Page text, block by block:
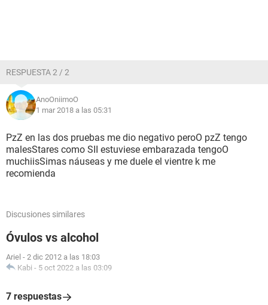
RESPUESTA 2 / 2
AnoOniimoO
1 mar 2018 a las 05:31
PzZ en las dos pruebas me dio negativo peroO pzZ tengo
malesStares como SII estuviese embarazada tengoO
muchiisSimas náuseas y me duele el vientre k me
recomienda
Discusiones similares
Óvulos vs alcohol
Ariel - 2 dic 2012 a las 18:03
Kabi - 5 oct 2022 a las 03:09
7 respuestas